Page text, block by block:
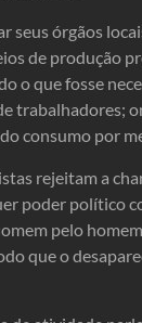
seus órgãos
de produção
o que fosse
trabalhadores;
consumo por
rejeitam a
poder político
pelo
que o